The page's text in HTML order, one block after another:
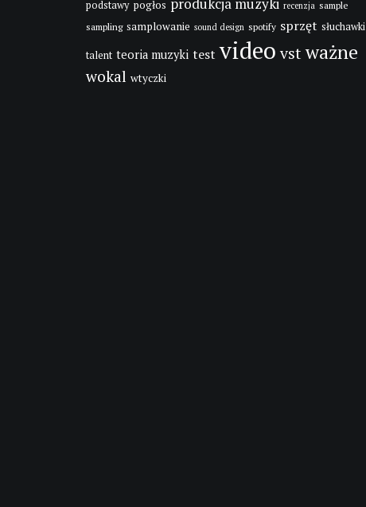
podstawy pogłos recenzja sample
sampling samplowanie sound design spotify sprzęt słuchawki
talent teoria muzyki test video vst ważne
wokal wtyczki